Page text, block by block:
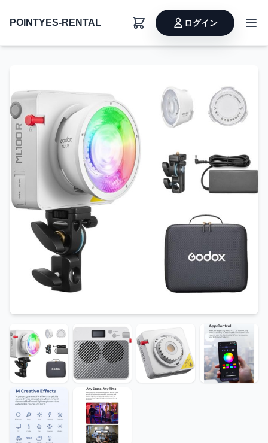
POINTYES-RENTAL ログイン